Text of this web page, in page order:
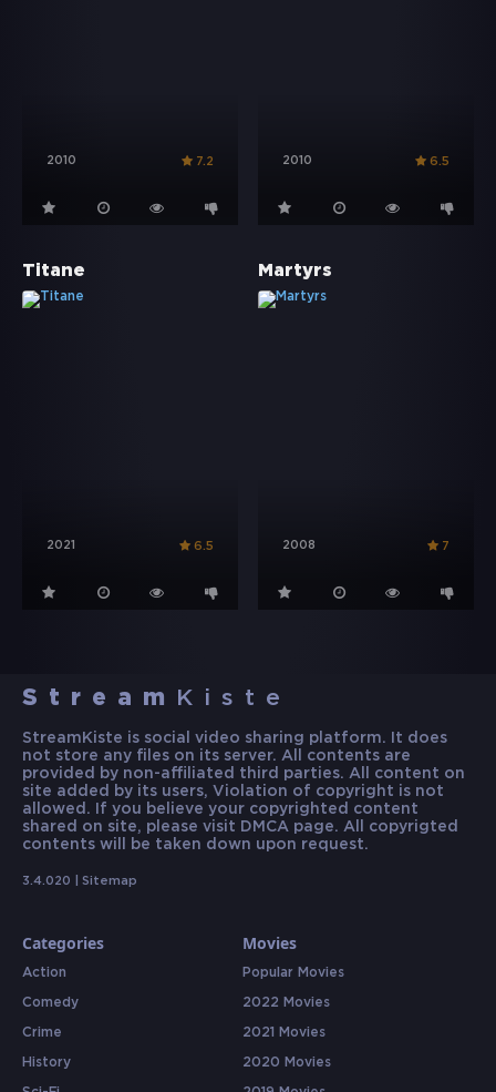
2010 7.2 2010 6.5
Titane
2021 6.5
Martyrs
2008 7
Stream Kiste
StreamKiste is social video sharing platform. It does
not store any files on its server. All contents are
provided by non-affiliated third parties. All content on
site added by its users, Violation of copyright is not
allowed. If you believe your copyrighted content
shared on site, please visit DMCA page. All copyrigted
contents will be taken down upon request.
3.4.020 | Sitemap
Categories
Action
Comedy
Crime
History
Movies
Popular Movies
2022 Movies
2021 Movies
2020 Movies